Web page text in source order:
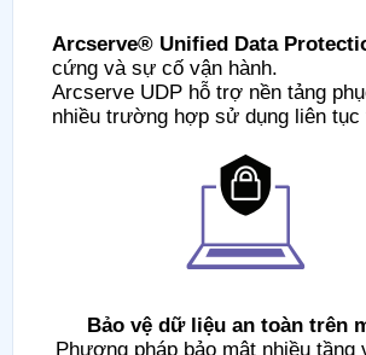
Arcserve® Unified Data
cứng và sự cố vận hành.
Arcserve UDP hỗ trợ nền tảng
nhiều trường hợp sử dụng liên
Bảo vệ dữ liệu an toàn trên
Phương pháp bảo mật nhiều tầng